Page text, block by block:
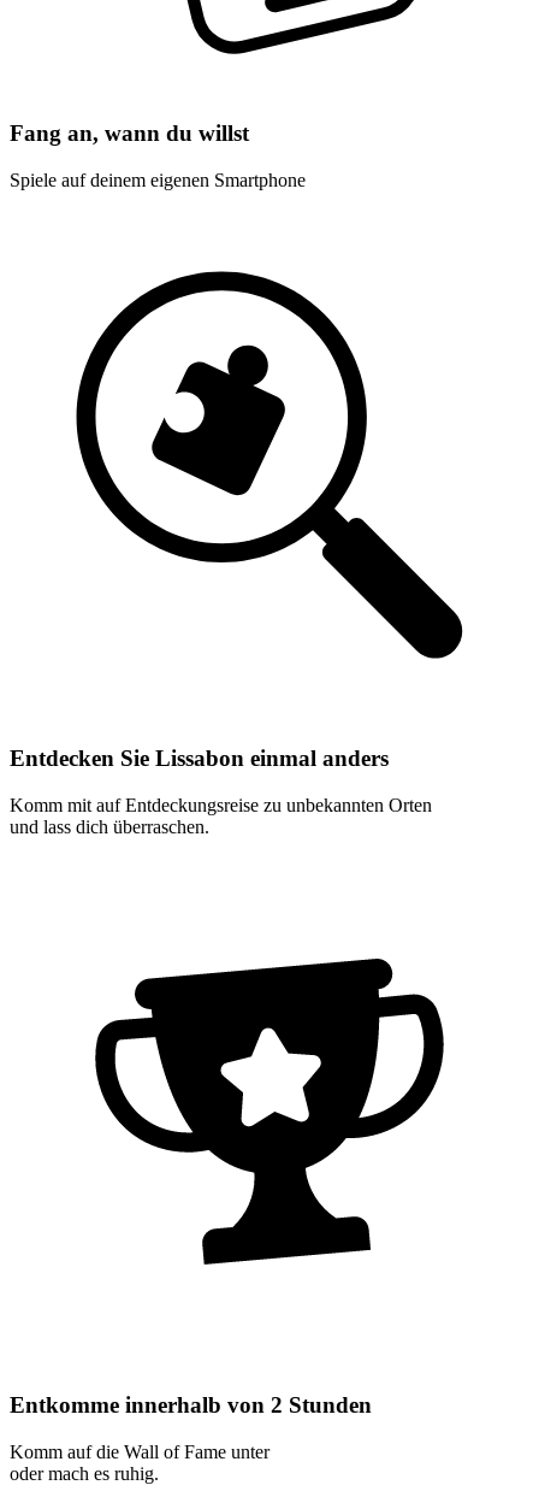
Fang an, wann du willst
Spiele auf deinem eigenen Smartphone
Entdecken Sie Lissabon einmal anders
Komm mit auf Entdeckungsreise zu unbekannten Orten
und lass dich überraschen.
Entkomme innerhalb von 2 Stunden
Komm auf die Wall of Fame unter
oder mach es ruhig.